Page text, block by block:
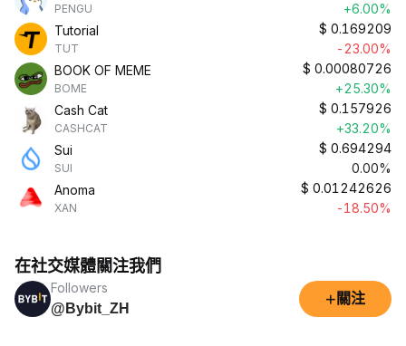
PENGU
+6.00%
Tutorial
TUT
$ 0.169209
-23.00%
BOOK OF MEME
BOME
$ 0.00080726
+25.30%
Cash Cat
CASHCAT
$ 0.157926
+33.20%
Sui
SUI
$ 0.694294
0.00%
Anoma
XAN
$ 0.01242626
-18.50%
在社交媒體關注我們
Followers
@Bybit_ZH
+ 關注